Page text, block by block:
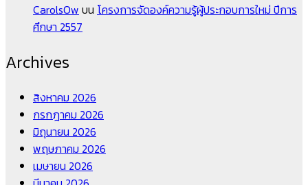
CarolsOw บน โครงการจัดองค์ความรู้ผู้ประกอบการใหม่ ปีการ
ศึกษา 2557
Archives
สิงหาคม 2026
กรกฎาคม 2026
มิถุนายน 2026
พฤษภาคม 2026
เมษายน 2026